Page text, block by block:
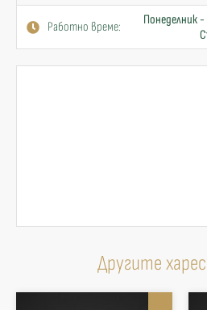
Работно време:
Понеделник
Другите